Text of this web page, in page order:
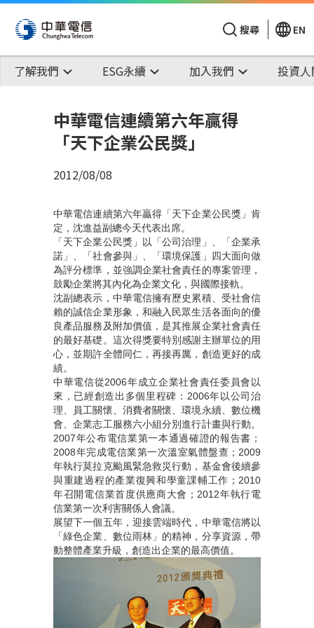
搜尋 EN
了解我們 ESG永續 加入我們 投資
中華電信連續第六年贏得
「天下企業公民獎」
2012/08/08
中華電信連續第六年贏得「天下企業公民獎」肯
定，沈進益副總今天代表出席。
「天下企業公民獎」以「公司治理」、「企業承
諾」、「社會參與」、「環境保護」四大面向做
為評分標準，並強調企業社會責任的專案管理，
鼓勵企業將其內化為企業文化，與國際接軌。
沈副總表示，中華電信擁有歷史累積、受社會信
賴的誠信企業形象，和融入民眾生活各面向的優
良產品服務及附加價值，是其推展企業社會責任
的最好基礎。這次得獎要特別感謝主辦單位的用
心，並期許全體同仁，再接再厲，創造更好的成
績。
中華電信從2006年成立企業社會責任委員會以
來，已經創造出多個里程碑：2006年以公司治
理、員工關懷、消費者關懷、環境永續、數位機
會、企業志工服務六小組分別進行計畫與行動。
2007年公布電信業第一本通過確證的報告書；
2008年完成電信業第一次溫室氣體盤查；2009
年執行莫拉克颱風緊急救災行動，基金會後續參
與重建過程的產業復興和學童課輔工作；2010
年召開電信業首度供應商大會；2012年執行電
信業第一次利害關係人會議。
展望下一個五年，迎接雲端時代，中華電信將以
「綠色企業、數位雨林」的精神，分享資源，帶
動整體產業升級，創造出企業的最高價值。